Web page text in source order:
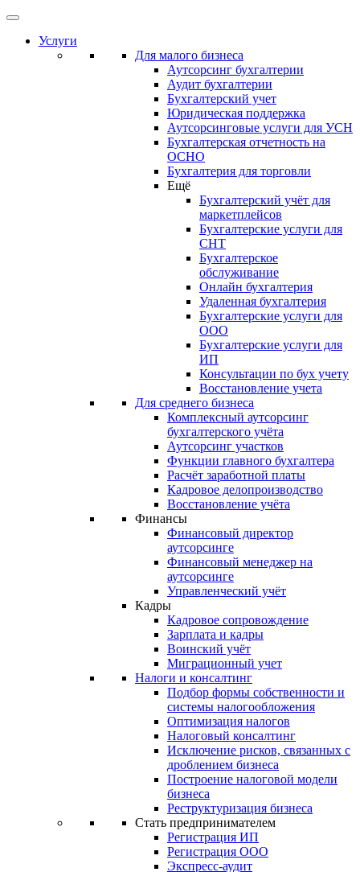
Услуги
Для малого бизнеса
Аутсорсинг бухгалтерии
Аудит бухгалтерии
Бухгалтерский учет
Юридическая поддержка
Аутсорсинговые услуги для УСН
Бухгалтерская отчетность на
ОСНО
Бухгалтерия для торговли
Ещё
Бухгалтерский учёт для
маркетплейсов
Бухгалтерские услуги для
СНТ
Бухгалтерское
обслуживание
Онлайн бухгалтерия
Удаленная бухгалтерия
Бухгалтерские услуги для
ООО
Бухгалтерские услуги для
ИП
Консультации по бух учету
Восстановление учета
Для среднего бизнеса
Комплексный аутсорсинг
бухгалтерского учёта
Аутсорсинг участков
Функции главного бухгалтера
Расчёт заработной платы
Кадровое делопроизводство
Восстановление учёта
Финансы
Финансовый директор
аутсорсинге
Финансовый менеджер на
аутсорсинге
Управленческий учёт
Кадры
Кадровое сопровождение
Зарплата и кадры
Воинский учёт
Миграционный учет
Налоги и консалтинг
Подбор формы собственности и
системы налогообложения
Оптимизация налогов
Налоговый консалтинг
Исключение рисков, связанных с
дроблением бизнеса
Построение налоговой модели
бизнеса
Реструктуризация бизнеса
Стать предпринимателем
Регистрация ИП
Регистрация ООО
Экспресс-аудит